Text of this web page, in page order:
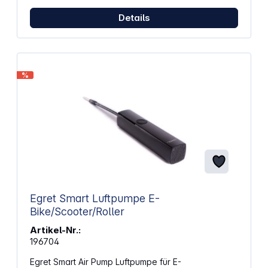
Details
%
Egret Smart Luftpumpe E-
Bike/Scooter/Roller
Artikel-Nr.:
196704
Egret Smart Air Pump Luftpumpe für E-